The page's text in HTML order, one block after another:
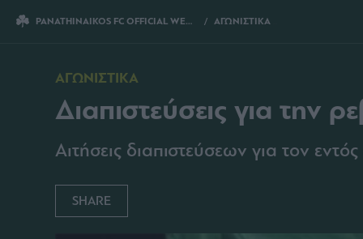
PANATHINAIKOS FC OFFICIAL WEBSITE ΑΓΩΝΙΣΤΙΚΑ
ΑΓΩΝΙΣΤΙΚΑ
Διαπιστεύσεις για την
Αιτήσεις διαπιστεύσεων για τον
SHARE